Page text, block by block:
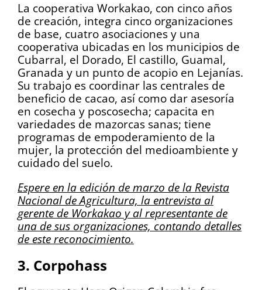
La cooperativa Workakao, con cinco años
de creación, integra cinco organizaciones
de base, cuatro asociaciones y una
cooperativa ubicadas en los municipios de
Cubarral, el Dorado, El castillo, Guamal,
Granada y un punto de acopio en Lejanías.
Su trabajo es coordinar las centrales de
beneficio de cacao, así como dar asesoría
en cosecha y poscosecha; capacita en
variedades de mazorcas sanas; tiene
programas de empoderamiento de la
mujer, la protección del medioambiente y
cuidado del suelo.
Espere en la edición de marzo de la Revista
Nacional de Agricultura, la entrevista al
gerente de Workakao y al representante de
una de sus organizaciones, contando detalles
de este reconocimiento.
3. Corpohass